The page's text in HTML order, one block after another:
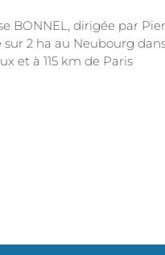
BONNEL, dirigée par
2 ha au Neubourg dans
et à 115 km de Paris